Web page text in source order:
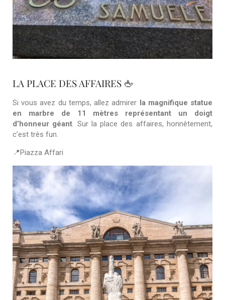
LA PLACE DES AFFAIRES 🖕
Si vous avez du temps, allez admirer lamagnifique statue
en marbre de 11 mètres représentant un doigt
d’honneur géant. Sur la place des affaires, honnêtement,
c’est très fun.
📍Piazza Affari